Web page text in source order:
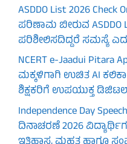
ASDDO List 2026
ಪರಿಣಾಮ ಬೀರುವ ASDDO
ಪರಿಶೀಲಿಸದಿದ್ದರೆ ಸಮಸ್ಯೆ
NCERT e-Jaadui Pitara
ಮಕ್ಕಳಿಗಾಗಿ ಉಚಿತ AI
ಶಿಕ್ಷಕರಿಗೆ ಉಪಯುಕ್ತ
Independence Day
ದಿನಾಚರಣೆ 2026